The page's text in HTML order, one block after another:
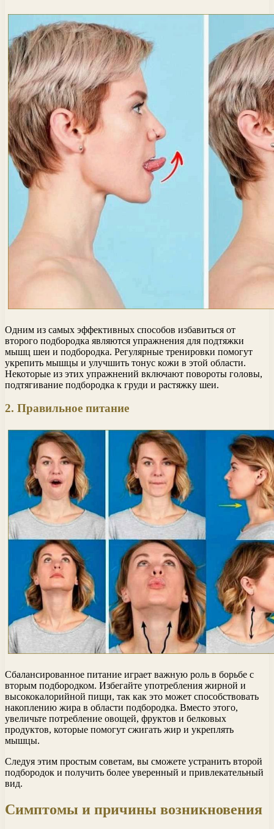
Одним из самых эффективных способов избавиться от
второго подбородка являются упражнения для подтяжки
мышц шеи и подбородка. Регулярные тренировки помогут
укрепить мышцы и улучшить тонус кожи в этой области.
Некоторые из этих упражнений включают повороты головы,
подтягивание подбородка к груди и растяжку шеи.
2. Правильное питание
Сбалансированное питание играет важную роль в борьбе с
вторым подбородком. Избегайте употребления жирной и
высококалорийной пищи, так как это может способствовать
накоплению жира в области подбородка. Вместо этого,
увеличьте потребление овощей, фруктов и белковых
продуктов, которые помогут сжигать жир и укреплять
мышцы.
Следуя этим простым советам, вы сможете устранить второй
подбородок и получить более уверенный и привлекательный
вид.
Симптомы и причины возникновения